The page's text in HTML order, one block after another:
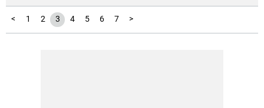
< 1 2 3 4 5 6 7 >